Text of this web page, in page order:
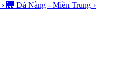
› 🌉 Đà Nẵng - Miền Trung ›